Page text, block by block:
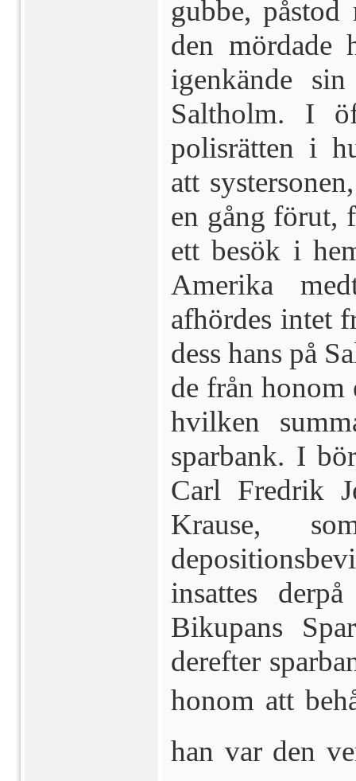
gubbe,
den mördade
igenkände
Saltholm. I
polisrätten i
att
en gång förut,
ett besök i
Amerika
afhördes in­tet
dess hans på
de från honom
hvilken
sparbank. I
Carl Fredrik
Krause,
insattes
Bikupans
derefter
honom att
han var den